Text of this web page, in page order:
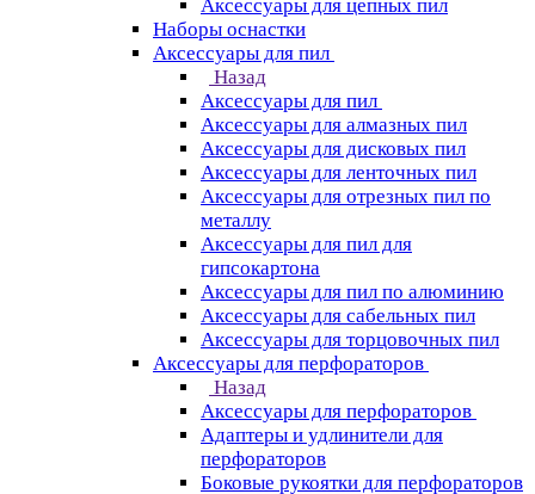
Аксессуары для цепных пил
Наборы оснастки
Аксессуары для пил
Назад
Аксессуары для пил
Аксессуары для алмазных пил
Аксессуары для дисковых пил
Аксессуары для ленточных пил
Аксессуары для отрезных пил по
металлу
Аксессуары для пил для
гипсокартона
Аксессуары для пил по алюминию
Аксессуары для сабельных пил
Аксессуары для торцовочных пил
Аксессуары для перфораторов
Назад
Аксессуары для перфораторов
Адаптеры и удлинители для
перфораторов
Боковые рукоятки для перфораторов